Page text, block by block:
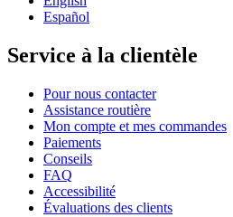
Español
Service à la clientèle
Pour nous contacter
Assistance routière
Mon compte et mes commandes
Paiements
Conseils
FAQ
Accessibilité
Évaluations des clients